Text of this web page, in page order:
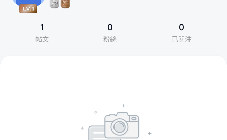
1
帖文
0
粉絲
0
已關注